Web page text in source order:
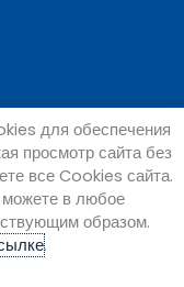
для обеспечения
просмотр сайта без
все Cookies сайта.
в любое
образом.
.